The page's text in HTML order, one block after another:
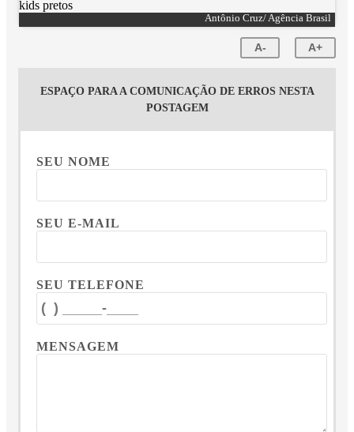
Antônio Cruz/ Agência Brasil
A- A+
ESPAÇO PARA A COMUNICAÇÃO DE ERROS NESTA
POSTAGEM
SEU NOME
SEU E-MAIL
SEU TELEFONE
MENSAGEM